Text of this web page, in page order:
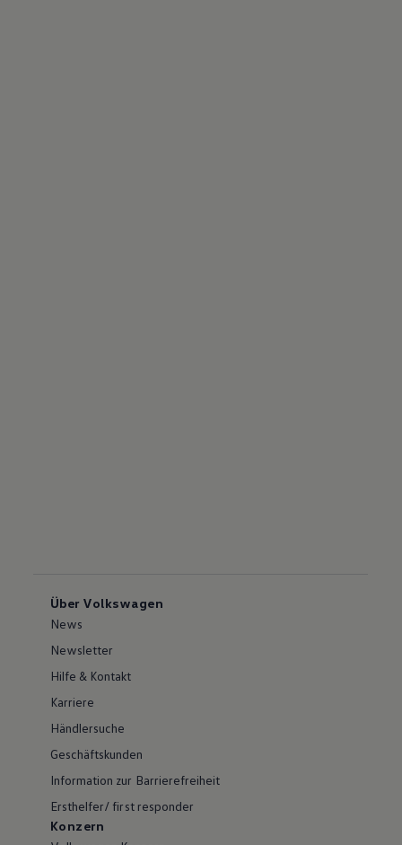
Über Volkswagen
News
Newsletter
Hilfe & Kontakt
Karriere
Händlersuche
Geschäftskunden
Information zur Barrierefreiheit
Ersthelfer/ first responder
Konzern